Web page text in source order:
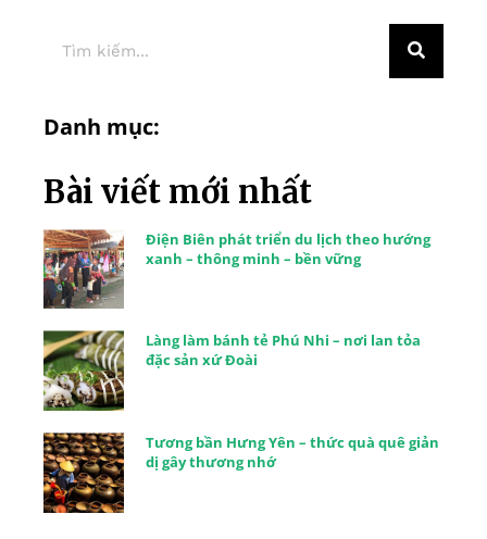
Danh mục:
Bài viết mới nhất
Điện Biên phát triển du lịch theo hướng
xanh – thông minh – bền vững
Làng làm bánh tẻ Phú Nhi – nơi lan tỏa
đặc sản xứ Đoài
Tương bần Hưng Yên – thức quà quê giản
dị gây thương nhớ